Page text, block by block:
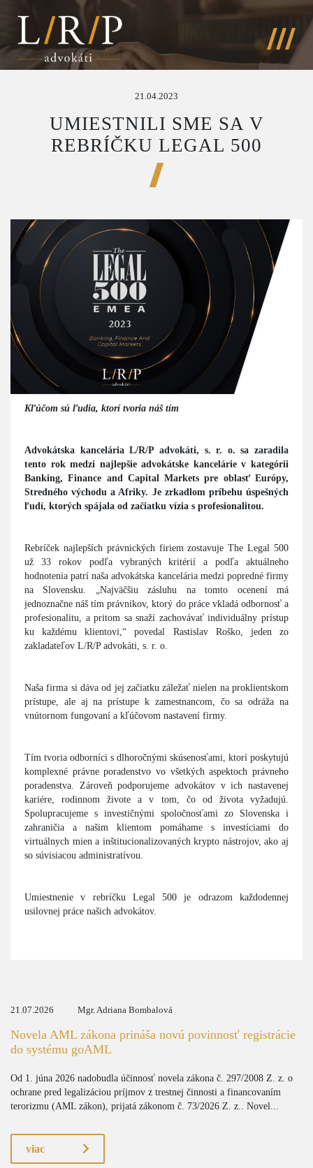
21.04.2023
UMIESTNILI SME SA V
REBRÍČKU LEGAL 500
Kľúčom sú ľudia, ktorí tvoria náš tím
Advokátska kancelária L/R/P advokáti, s. r. o. sa zaradila
tento rok medzi najlepšie advokátske kancelárie v kategórii
Banking, Finance and Capital Markets pre oblasť Európy,
Stredného východu a Afriky. Je zrkadlom príbehu úspešných
ľudí, ktorých spájala od začiatku vízia s profesionalitou.
Rebríček najlepších právnických firiem zostavuje The Legal 500
už 33 rokov podľa vybraných kritérií a podľa aktuálneho
hodnotenia patrí naša advokátska kancelária medzi popredné firmy
na Slovensku. „Najväčšiu zásluhu na tomto ocenení má
jednoznačne náš tím právnikov, ktorý do práce vkladá odbornosť a
profesionalitu, a pritom sa snaží zachovávať individuálny prístup
ku každému klientovi,“ povedal Rastislav Roško, jeden zo
zakladateľov L/R/P advokáti, s. r. o.
Naša firma si dáva od jej začiatku záležať nielen na proklientskom
prístupe, ale aj na prístupe k zamestnancom, čo sa odráža na
vnútornom fungovaní a kľúčovom nastavení firmy.
Tím tvoria odborníci s dlhoročnými skúsenosťami, ktorí poskytujú
komplexné právne poradenstvo vo všetkých aspektoch právneho
poradenstva. Zároveň podporujeme advokátov v ich nastavenej
kariére, rodinnom živote a v tom, čo od života vyžadujú.
Spolupracujeme s investičnými spoločnosťami zo Slovenska i
zahraničia a našim klientom pomáhame s investíciami do
virtuálnych mien a inštitucionalizovaných krypto nástrojov, ako aj
so súvisiacou administratívou.
Umiestnenie v rebríčku Legal 500 je odrazom každodennej
usilovnej práce našich advokátov.
21.07.2026 Mgr. Adriana Bombalová
Novela AML zákona prináša novú povinnosť registrácie
do systému goAML
Od 1. júna 2026 nadobudla účinnosť novela zákona č. 297/2008 Z. z. o
ochrane pred legalizáciou príjmov z trestnej činnosti a financovaním
terorizmu (AML zákon), prijatá zákonom č. 73/2026 Z. z.. Novel...
viac